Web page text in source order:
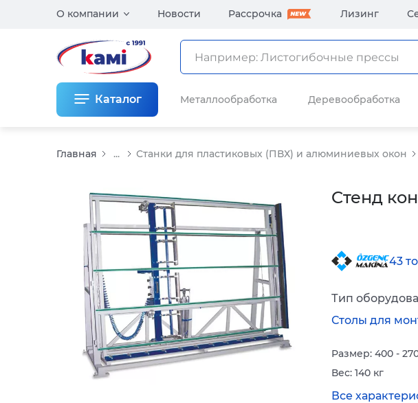
О компании Новости Рассрочка Лизинг
Каталог Металлообработка Деревообработка
Главная ... Станки для пластиковых (ПВХ) и алюминиевых окон
Cтенд
43
Тип
Столы для
Размер: 400 -
Вес: 140 кг
Все